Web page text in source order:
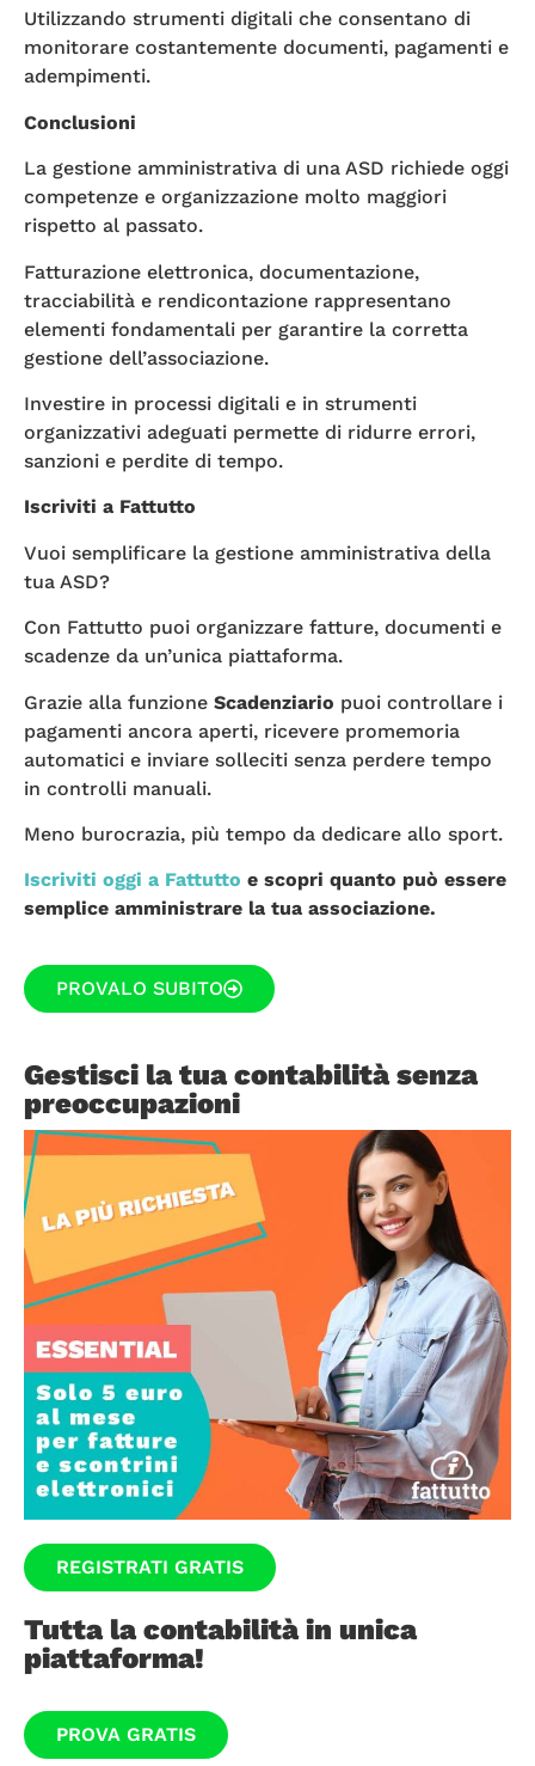
Utilizzando strumenti digitali che consentano di
monitorare costantemente documenti, pagamenti e
adempimenti.
Conclusioni
La gestione amministrativa di una ASD richiede oggi
competenze e organizzazione molto maggiori
rispetto al passato.
Fatturazione elettronica, documentazione,
tracciabilità e rendicontazione rappresentano
elementi fondamentali per garantire la corretta
gestione dell’associazione.
Investire in processi digitali e in strumenti
organizzativi adeguati permette di ridurre errori,
sanzioni e perdite di tempo.
Iscriviti a Fattutto
Vuoi semplificare la gestione amministrativa della
tua ASD?
Con Fattutto puoi organizzare fatture, documenti e
scadenze da un’unica piattaforma.
Grazie alla funzione Scadenziario puoi controllare i
pagamenti ancora aperti, ricevere promemoria
automatici e inviare solleciti senza perdere tempo
in controlli manuali.
Meno burocrazia, più tempo da dedicare allo sport.
Iscriviti oggi a Fattutto e scopri quanto può essere
semplice amministrare la tua associazione.
PROVALO SUBITO
Gestisci la tua contabilità senza
preoccupazioni
REGISTRATI GRATIS
Tutta la contabilità in unica
piattaforma!
PROVA GRATIS